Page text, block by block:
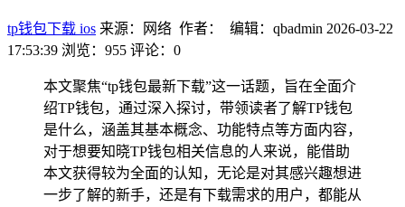
tp钱包下载 ios 来源：网络 作者： 编辑：qbadmin 2026-03-22
17:53:39 浏览：955 评论：0
本文聚焦“tp钱包最新下载”这一话题，旨在全面介
绍TP钱包，通过深入探讨，带领读者了解TP钱包
是什么，涵盖其基本概念、功能特点等方面内容，
对于想要知晓TP钱包相关信息的人来说，能借助
本文获得较为全面的认知，无论是对其感兴趣想进
一步了解的新手，还是有下载需求的用户，都能从